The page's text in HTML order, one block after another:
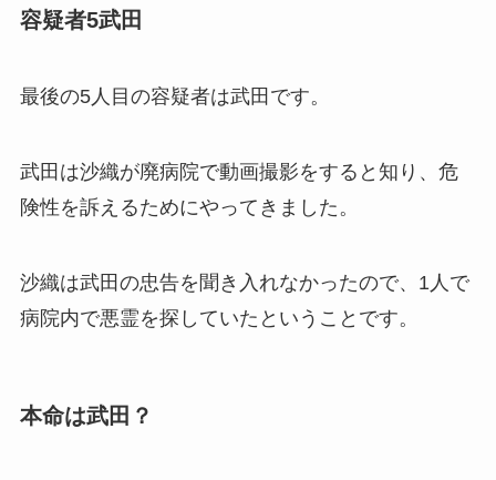
容疑者5武田
最後の5人目の容疑者は武田です。
武田は沙織が廃病院で動画撮影をすると知り、危
険性を訴えるためにやってきました。
沙織は武田の忠告を聞き入れなかったので、1人で
病院内で悪霊を探していたということです。
本命は武田？